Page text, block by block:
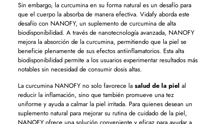
Sin embargo, la curcumina en su forma natural es un desafío para
que el cuerpo la absorba de manera efectiva. Vidafy aborda este
desafío con NANOFY, un suplemento de curcumina de alta
biodisponibilidad. A través de nanotecnología avanzada, NANOFY
mejora la absorción de la curcumina, permitiendo que la piel se
beneficie plenamente de sus efectos antiinflamatorios. Esta alta
biodisponibilidad permite a los usuarios experimentar resultados más
notables sin necesidad de consumir dosis altas.
La curcumina NANOFY no solo favorece la salud de la piel al
reducir la inflamación, sino que también promueve una tez
uniforme y ayuda a calmar la piel irritada. Para quienes desean un
suplemento natural para mejorar su rutina de cuidado de la piel,